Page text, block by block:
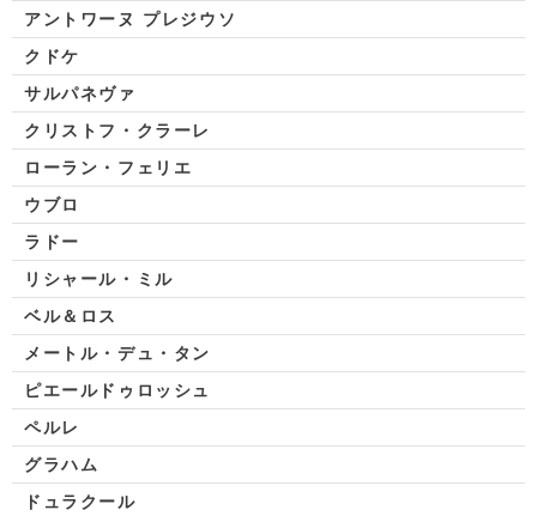
アントワーヌ プレジウソ
クドケ
サルパネヴァ
クリストフ・クラーレ
ローラン・フェリエ
ウブロ
ラドー
リシャール・ミル
ベル＆ロス
メートル・デュ・タン
ピエールドゥロッシュ
ペルレ
グラハム
ドュラクール